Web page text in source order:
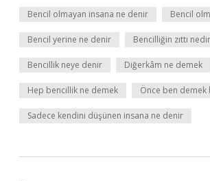
Bencil olmayan insana ne denir Bencil
Bencil yerine ne denir Bencilliğin zıttı nedir
Bencillik neye denir Diğerkâm ne demek
Hep bencillik ne demek Önce ben demek
Sadece kendini düşünen insana ne denir